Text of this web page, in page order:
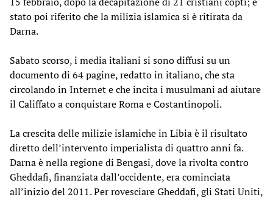
stato poi riferito che la milizia islamica si è ritirata da
Darna.
Sabato scorso, i media italiani si sono diffusi su un
documento di 64 pagine, redatto in italiano, che sta
circolando in Internet e che incita i musulmani ad aiutare
il Califfato a conquistare Roma e Costantinopoli.
La crescita delle milizie islamiche in Libia è il risultato
diretto dell’intervento imperialista di quattro anni fa.
Darna è nella regione di Bengasi, dove la rivolta contro
Gheddafi, finanziata dall’occidente, era cominciata
all’inizio del 2011. Per rovesciare Gheddafi, gli Stati Uniti,